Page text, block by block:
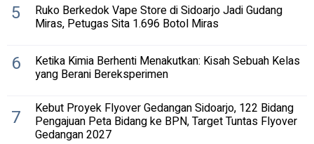
5 Ruko Berkedok Vape Store di Sidoarjo Jadi Gudang
Miras, Petugas Sita 1.696 Botol Miras
6 Ketika Kimia Berhenti Menakutkan: Kisah Sebuah Kelas
yang Berani Bereksperimen
7 Kebut Proyek Flyover Gedangan Sidoarjo, 122 Bidang
Pengajuan Peta Bidang ke BPN, Target Tuntas Flyover
Gedangan 2027